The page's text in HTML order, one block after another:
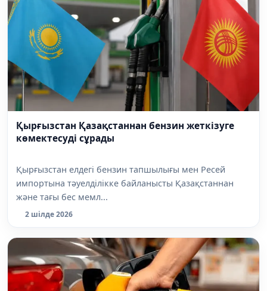
Қырғызстан Қазақстаннан бензин жеткізуге
көмектесуді сұрады
Қырғызстан елдегі бензин тапшылығы мен Ресей
импортына тәуелділікке байланысты Қазақстаннан
және тағы бес мемл...
2 шілде 2026